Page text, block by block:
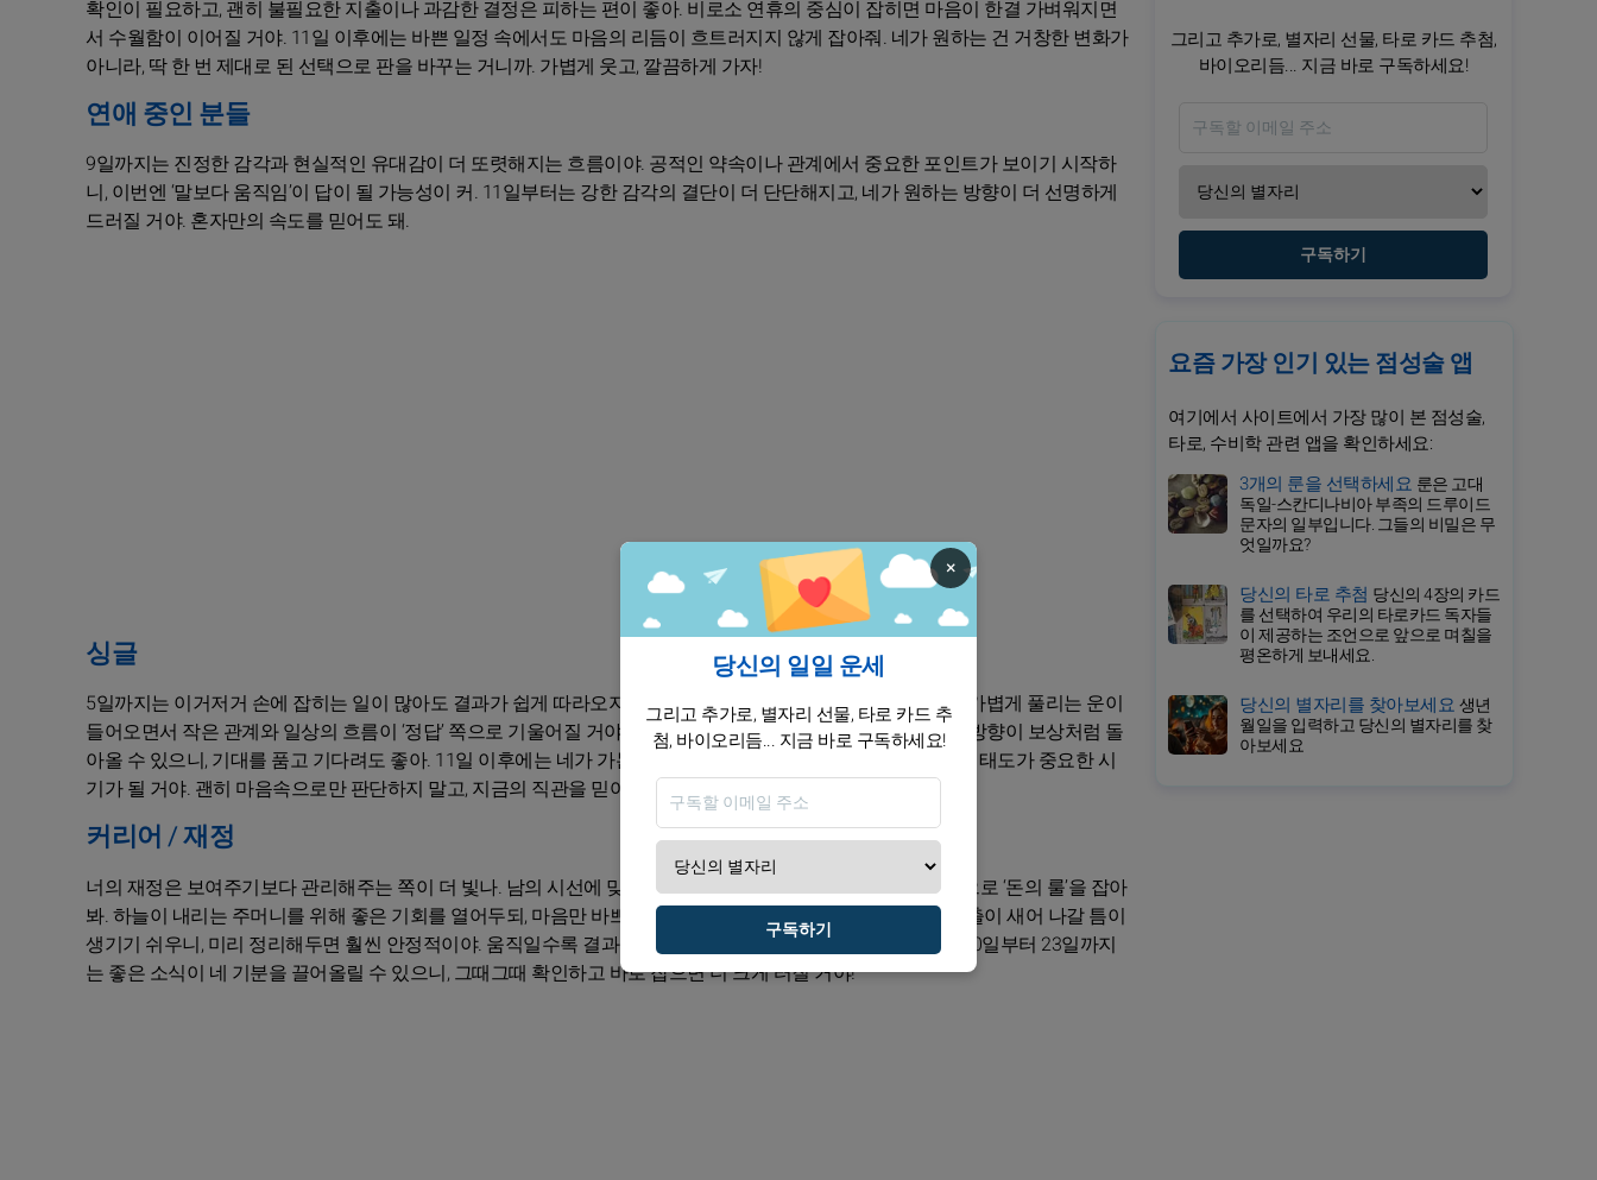
확인이 필요하고, 괜히 불필요한 지출이나 과감한 결정은 피하는 편이 좋아. 비로소 연휴의 중심이 잡히면 마음이 한결 가벼워지면
서 수월함이 이어질 거야. 11일 이후에는 바쁜 일정 속에서도 마음의 리듬이 흐트러지지 않게 잡아줘. 네가 원하는 건 거창한 변화가
아니라, 딱 한 번 제대로 된 선택으로 판을 바꾸는 거니까. 가볍게 웃고, 깔끔하게 가자!
연애 중인 분들
9일까지는 진정한 감각과 현실적인 유대감이 더 또렷해지는 흐름이야. 공적인 약속이나 관계에서 중요한 포인트가 보이기 시작하
니, 이번엔 ‘말보다 움직임’이 답이 될 가능성이 커. 11일부터는 강한 감각의 결단이 더 단단해지고, 네가 원하는 방향이 더 선명하게
드러질 거야. 혼자만의 속도를 믿어도 돼.
싱글
5일까지는 이거저거 손에 잡히는 일이 많아도 결과가 쉽게 따라오지 않을 수 있어. 마음은 바쁘지만, 6일부터는 가볍게 풀리는 운이
들어오면서 작은 관계와 일상의 흐름이 ‘정답’ 쪽으로 기울어질 거야. 10일부터 23일까지는 그동안 네가 원했던 방향이 보상처럼 돌
아올 수 있으니, 기대를 품고 기다려도 좋아. 11일 이후에는 네가 가는 만큼 확신이 따라오고, 쉽게 흔들리지 않는 태도가 중요한 시
기가 될 거야. 괜히 마음속으로만 판단하지 말고, 지금의 직관을 믿어. 한 번 더, 정확히.
커리어 / 재정
너의 재정은 보여주기보다 관리해주는 쪽이 더 빛나. 남의 시선에 맞추려 하기보다, 네가 실제로 편해지는 방식으로 ‘돈의 룰’을 잡아
봐. 하늘이 내리는 주머니를 위해 좋은 기회를 열어두되, 마음만 바쁘게 흔들리지는 마. 일상적인 구간에서는 지출이 새어 나갈 틈이
생기기 쉬우니, 미리 정리해두면 훨씬 안정적이야. 움직일수록 결과가 좋아지는 타입이니 실행을 늦추지 말아. 10일부터 23일까지
는 좋은 소식이 네 기분을 끌어올릴 수 있으니, 그때그때 확인하고 바로 잡으면 더 크게 터질 거야!
그리고 추가로, 별자리 선물, 타로 카드 추첨,
바이오리듬... 지금 바로 구독하세요!
구독하기
요즘 가장 인기 있는 점성술 앱
여기에서 사이트에서 가장 많이 본 점성술,
타로, 수비학 관련 앱을 확인하세요:
3개의 룬을 선택하세요 룬은 고대
독일-스칸디나비아 부족의 드루이드
문자의 일부입니다. 그들의 비밀은 무
엇일까요?
당신의 타로 추첨 당신의 4장의 카드
를 선택하여 우리의 타로카드 독자들
이 제공하는 조언으로 앞으로 며칠을
평온하게 보내세요.
당신의 별자리를 찾아보세요생년
월일을 입력하고 당신의 별자리를 찾
아보세요
×
당신의 일일 운세
그리고 추가로, 별자리 선물, 타로 카드 추
첨, 바이오리듬... 지금 바로 구독하세요!
구독하기